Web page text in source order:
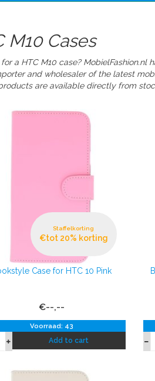
M10 Cases
a HTC M10 case? MobielFashion.nl
and wholesaler of the latest
are available directly from
Staffelkorting
€tot 20% korting
Case for HTC 10 Pink
€--,--
Voorraad: 43
Add to cart